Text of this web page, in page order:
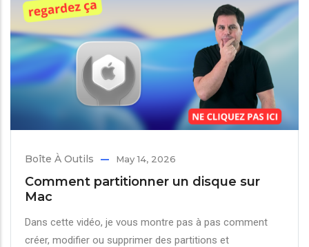
Boîte À Outils May 14, 2026
Comment partitionner un disque sur
Mac
Dans cette vidéo, je vous montre pas à pas comment
créer, modifier ou supprimer des partitions et